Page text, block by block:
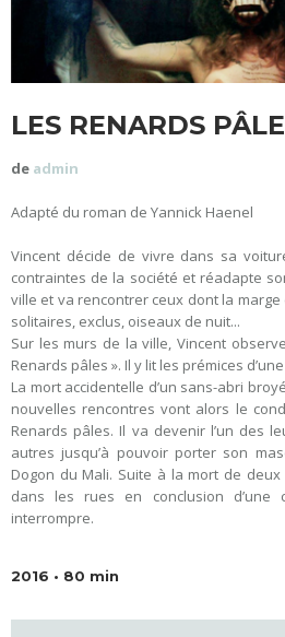
LES RENARDS
de admin
Adapté du roman de Yannick Haenel
Vincent décide de vivre dans sa
contraintes de la société et réadapte
ville et va rencontrer ceux dont la
solitaires, exclus, oiseaux de nuit...
Sur les murs de la ville, Vincent
Renards pâles ». Il y lit les prémices
La mort accidentelle d’un sans-abri
nouvelles rencontres vont alors le
Renards pâles. Il va devenir l’un des
autres jusqu’à pouvoir porter son
Dogon du Mali. Suite à la mort de
dans les rues en conclusion
interrompre.
2016 • 80 min